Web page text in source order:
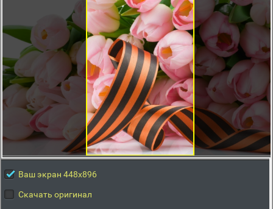
Ваш экран 448x896
Скачать оригинал